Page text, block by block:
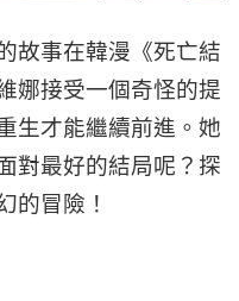
故事在韓漫《死亡結
娜接受一個奇怪的提
生才能繼續前進。她
對最好的結局呢？探
的冒險！